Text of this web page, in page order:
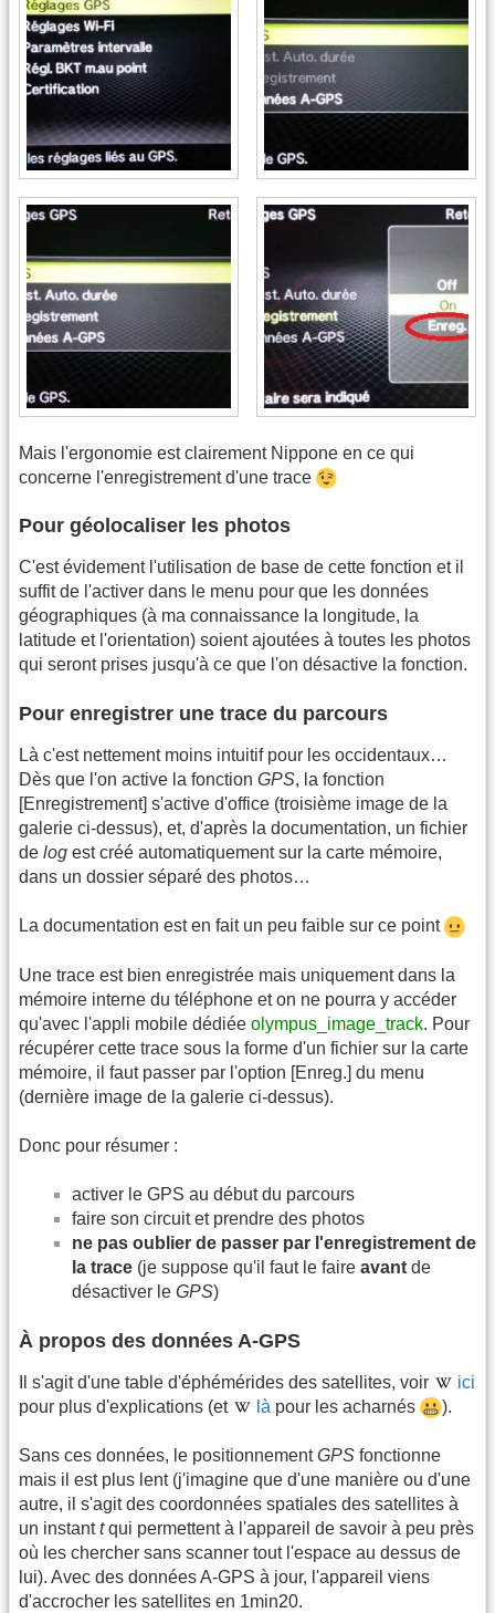
Mais l'ergonomie est clairement Nippone en ce qui
concerne l'enregistrement d'une trace
Pour géolocaliser les photos
C'est évidement l'utilisation de base de cette fonction et il
suffit de l'activer dans le menu pour que les données
géographiques (à ma connaissance la longitude, la
latitude et l'orientation) soient ajoutées à toutes les photos
qui seront prises jusqu'à ce que l'on désactive la fonction.
Pour enregistrer une trace du parcours
Là c'est nettement moins intuitif pour les occidentaux…
Dès que l'on active la fonction GPS, la fonction
[Enregistrement] s'active d'office (troisième image de la
galerie ci-dessus), et, d'après la documentation, un fichier
de log est créé automatiquement sur la carte mémoire,
dans un dossier séparé des photos…
La documentation est en fait un peu faible sur ce point
Une trace est bien enregistrée mais uniquement dans la
mémoire interne du téléphone et on ne pourra y accéder
qu'avec l'appli mobile dédiée olympus_image_track. Pour
récupérer cette trace sous la forme d'un fichier sur la carte
mémoire, il faut passer par l'option [Enreg.] du menu
(dernière image de la galerie ci-dessus).
Donc pour résumer :
activer le GPS au début du parcours
faire son circuit et prendre des photos
ne pas oublier de passer par l'enregistrement de
la trace (je suppose qu'il faut le faire avant de
désactiver le GPS)
À propos des données A-GPS
Il s'agit d'une table d'éphémérides des satellites, voir
ici
pour plus d'explications (et
là pour les acharnés ).
Sans ces données, le positionnementGPS fonctionne
mais il est plus lent (j'imagine que d'une manière ou d'une
autre, il s'agit des coordonnées spatiales des satellites à
un instanttqui permettent à l'appareil de savoir à peu près
où les chercher sans scanner tout l'espace au dessus de
lui). Avec des données A-GPS à jour, l'appareil viens
d'accrocher les satellites en 1min20.